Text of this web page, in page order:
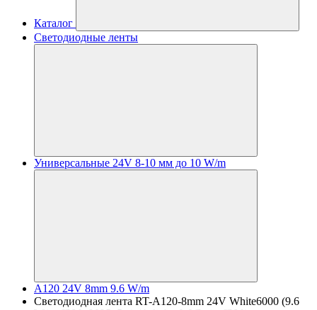
Каталог
Светодиодные ленты
Универсальные 24V 8-10 мм до 10 W/m
A120 24V 8mm 9.6 W/m
Светодиодная лента RT-A120-8mm 24V White6000 (9.6